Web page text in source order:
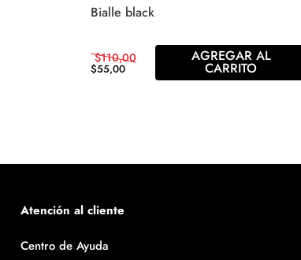
Bialle black
$110,00
$55,00
AGREGAR AL
CARRITO
Atención al cliente
Centro de Ayuda